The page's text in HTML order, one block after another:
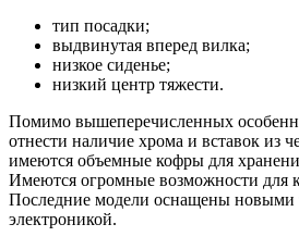
тип посадки;
выдвинутая вперед вилка;
низкое сиденье;
низкий центр тяжести.
Помимо вышеперечисленных
отнести наличие хрома и вставок из
имеются объемные кофры для
Имеются огромные возможности для
Последние модели оснащены новыми
электроникой.